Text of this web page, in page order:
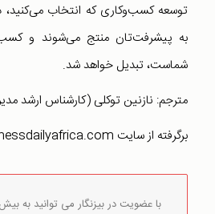
توسعه کسب‌و‌کاری که انتخاب می‌کنید‌،
به پیشرفت‌تان منتج می‌شوند و
شماست، تبدیل خواهد شد.
مترجم: نازنین توکلی (کارشناس ارشد
برگرفته از سایت businessdailyafrica.com
با عضویت در بیزنگار می توانید به